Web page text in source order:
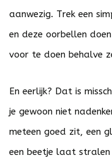
aanwezig. Trek een
en deze oorbellen
voor te doen behalve
En eerlijk? Dat is
je gewoon niet
meteen goed zit, een
een beetje laat